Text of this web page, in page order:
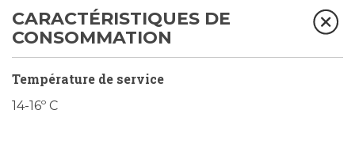
CARACTÉRISTIQUES DE
CONSOMMATION
Température de service
14-16º C